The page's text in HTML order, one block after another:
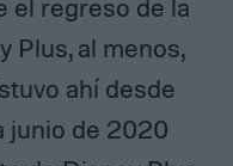
el regreso de la
Plus, al menos,
ahí desde
junio de 2020